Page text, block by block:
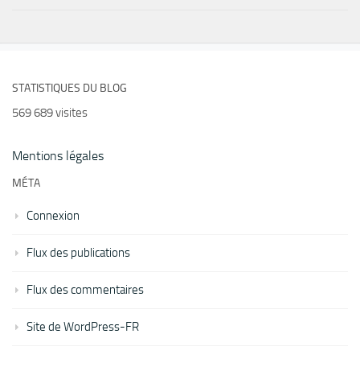
STATISTIQUES DU BLOG
569 689 visites
Mentions légales
MÉTA
Connexion
Flux des publications
Flux des commentaires
Site de WordPress-FR